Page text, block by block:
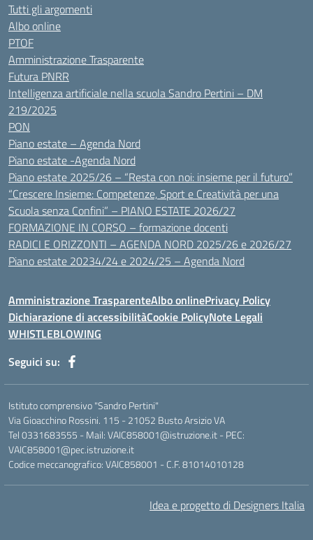
Tutti gli argomenti
Albo online
PTOF
Amministrazione Trasparente
Futura PNRR
Intelligenza artificiale nella scuola Sandro Pertini – DM
219/2025
PON
Piano estate – Agenda Nord
Piano estate -Agenda Nord
Piano estate 2025/26 – “Resta con noi: insieme per il futuro”
“Crescere Insieme: Competenze, Sport e Creatività per una
Scuola senza Confini” – PIANO ESTATE 2026/27
FORMAZIONE IN CORSO – formazione docenti
RADICI E ORIZZONTI – AGENDA NORD 2025/26 e 2026/27
Piano estate 20234/24 e 2024/25 – Agenda Nord
Amministrazione TrasparenteAlbo onlinePrivacy Policy
Dichiarazione di accessibilitàCookie PolicyNote Legali
WHISTLEBLOWING
Seguici su:
Istituto comprensivo "Sandro Pertini"
Via Gioacchino Rossini. 115 - 21052 Busto Arsizio VA
Tel 0331683555 - Mail: VAIC858001@istruzione.it - PEC:
VAIC858001@pec.istruzione.it
Codice meccanografico: VAIC858001 - C.F. 81014010128
Idea e progetto di Designers Italia